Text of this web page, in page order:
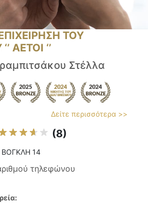
ΤΟΥ
ΑΕΤΟΙ ‘’
Στέλλα
Δείτε περισσότερα >>
(8)
14
τηλεφώνου